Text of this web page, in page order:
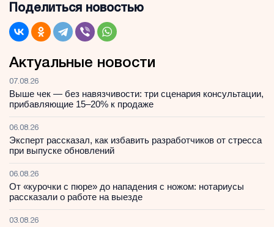
Поделиться новостью
Актуальные новости
07.08.26
Выше чек — без навязчивости: три сценария консультации,
прибавляющие 15–20% к продаже
06.08.26
Эксперт рассказал, как избавить разработчиков от стресса
при выпуске обновлений
06.08.26
От «курочки с пюре» до нападения с ножом: нотариусы
рассказали о работе на выезде
03.08.26